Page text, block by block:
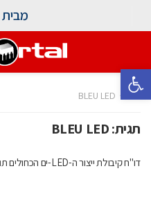
פתח סרגל נגישות
מבית
בית BLEU LED
תגית:BLEU LED
דו"ח קיבולת ייצור ה-LED-ים הכחולים תוכפל